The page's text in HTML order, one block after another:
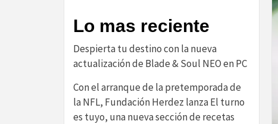
Lo mas reciente
Despierta tu destino con la nueva
actualización de Blade & Soul NEO en PC
Con el arranque de la pretemporada de
la NFL, Fundación Herdez lanza El turno
es tuyo, una nueva sección de recetas